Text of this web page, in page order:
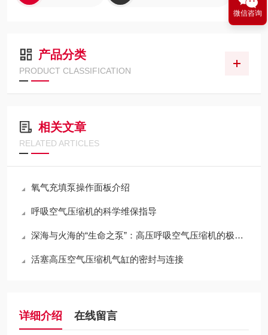
产品分类
PRODUCT CLASSIFICATION
相关文章
RELATED ARTICLES
氧气充填泵操作面板介绍
呼吸空气压缩机的科学维保指导
深海与火海的“生命之泵”：高压呼吸空气压缩机的极限压缩与净化哲学
活塞高压空气压缩机气缸的密封与连接
详细介绍 在线留言
微信咨询